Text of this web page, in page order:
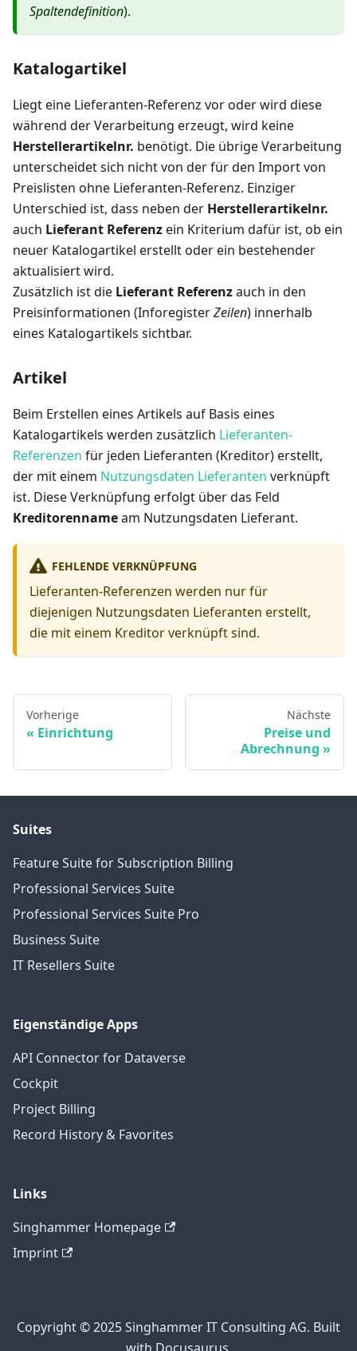
Spaltendefinition).
Katalogartikel
Liegt eine Lieferanten-Referenz vor oder wird diese
während der Verarbeitung erzeugt, wird keine
Herstellerartikelnr. benötigt. Die übrige Verarbeitung
unterscheidet sich nicht von der für den Import von
Preislisten ohne Lieferanten-Referenz. Einziger
Unterschied ist, dass neben der Herstellerartikelnr.
auch Lieferant Referenzein Kriterium dafür ist, ob ein
neuer Katalogartikel erstellt oder ein bestehender
aktualisiert wird.
Zusätzlich ist die Lieferant Referenzauch in den
Preisinformationen (InforegisterZeilen) innerhalb
eines Katalogartikels sichtbar.
Artikel
Beim Erstellen eines Artikels auf Basis eines
Katalogartikels werden zusätzlich Lieferanten-
Referenzen für jeden Lieferanten (Kreditor) erstellt,
der mit einem Nutzungsdaten Lieferanten verknüpft
ist. Diese Verknüpfung erfolgt über das Feld
Kreditorennameam Nutzungsdaten Lieferant.
FEHLENDE VERKNÜPFUNG
Lieferanten-Referenzen werden nur für
diejenigen Nutzungsdaten Lieferanten erstellt,
die mit einem Kreditor verknüpft sind.
Vorherige
Einrichtung
Nächste
Preise und
Abrechnung
Suites
Feature Suite for Subscription Billing
Professional Services Suite
Professional Services Suite Pro
Business Suite
IT Resellers Suite
Eigenständige Apps
API Connector for Dataverse
Cockpit
Project Billing
Record History & Favorites
Links
Singhammer Homepage
Imprint
Copyright © 2025 Singhammer IT Consulting AG. Built